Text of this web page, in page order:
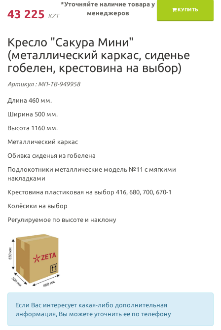
43 225 KZT
КУПИТЬ
*Уточняйте наличие товара у
менеджеров
Кресло "Сакура Мини"
(металлический каркас, сиденье
гобелен, крестовина на выбор)
Артикул: МП-ТВ-949958
Длина 460 мм.
Ширина 500 мм.
Высота 1160 мм.
Металлический каркас
Обивка сиденья из гобелена
Подлокотники металлические модель №11 с мягкими
накладками
Крестовина пластиковая на выбор 416, 680, 700, 670-1
Колёсики на выбор
Регулируемое по высоте и наклону
Если Вас интересует какая-либо дополнительная
информация, Вы можете уточнить ее по телефону